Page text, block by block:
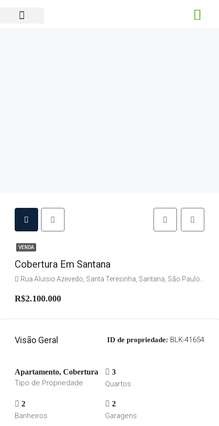
VENDA
Cobertura Em Santana
Rua Aluisio Azevedo, Santa Teresinha, Santana, São Paulo, Região Imediata de São Paulo, Região Metropolitana de São Paulo, Região Geográfica Intermediária de São Paulo, São Paulo, Região Sudeste, 02021-030, Brasil
R$2.100.000
Visão Geral ID de propriedade: BLK-41654
Apartamento, Cobertura
Tipo de Propriedade
3
Quartos
2
Banheiros
2
Garagens